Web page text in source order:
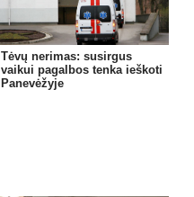
Tėvų nerimas: susirgus
vaikui pagalbos tenka ieškoti
Panevėžyje